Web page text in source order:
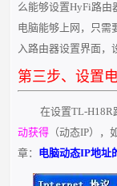
么能够设置HyFi路由
电脑能够上网，只需
入路由器设置界面，
第三步、设置
在设置TL-H18R
动获得 （动态IP）
章： 电脑动态IP地址